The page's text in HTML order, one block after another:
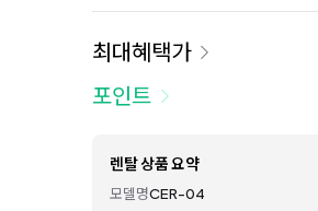
최대혜택가
포인트
렌탈 상품 요약
모델명CER-04